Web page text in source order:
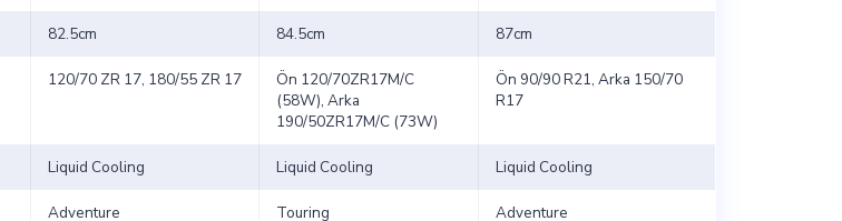
82.5cm 84.5cm 87cm
120/70 ZR 17, 180/55 ZR 17
Ön 120/70ZR17M/C
(58W), Arka
190/50ZR17M/C (73W)
Ön 90/90 R21, Arka 150/70
R17
Liquid Cooling Liquid Cooling Liquid Cooling
Adventure Touring Adventure